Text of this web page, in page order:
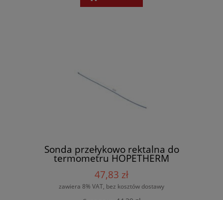
Sonda przełykowo rektalna do
termometru HOPETHERM
47,83 zł
zawiera 8% VAT, bez kosztów dostawy